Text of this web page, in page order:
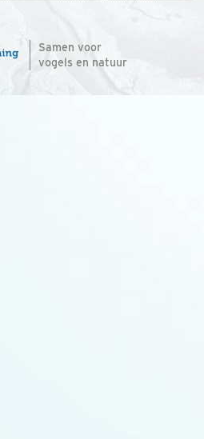
Samen voor
vogels en natuur